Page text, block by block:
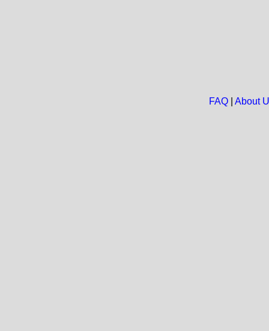
FAQ| About